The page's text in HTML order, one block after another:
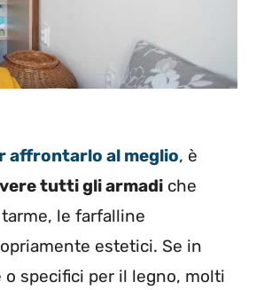
affrontarlo al meglio, è
tutti gli armadi che
le farfalline
estetici. Se in
specifici per il legno, molti